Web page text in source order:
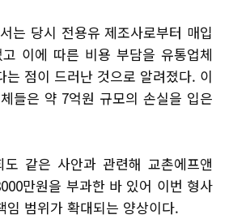
는 당시 전용유 제조사로부터 매입
이에 따른 비용 부담을 유통업체
는 점이 드러난 것으로 알려졌다. 이
들은 약 7억원 규모의 손실을 입은
도 같은 사안과 관련해 교촌에프앤
만원을 부과한 바 있어 이번 형사
임 범위가 확대되는 양상이다.